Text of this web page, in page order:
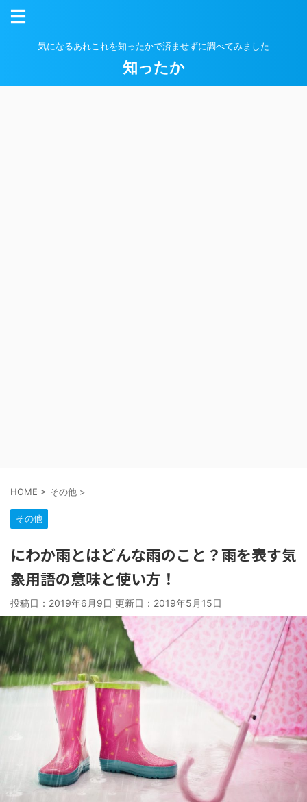
気になるあれこれを知ったかで済ませずに調べてみました
知ったか
HOME > その他 >
その他
にわか雨とはどんな雨のこと？雨を表す気
象用語の意味と使い方！
投稿日：2019年6月9日 更新日： 2019年5月15日